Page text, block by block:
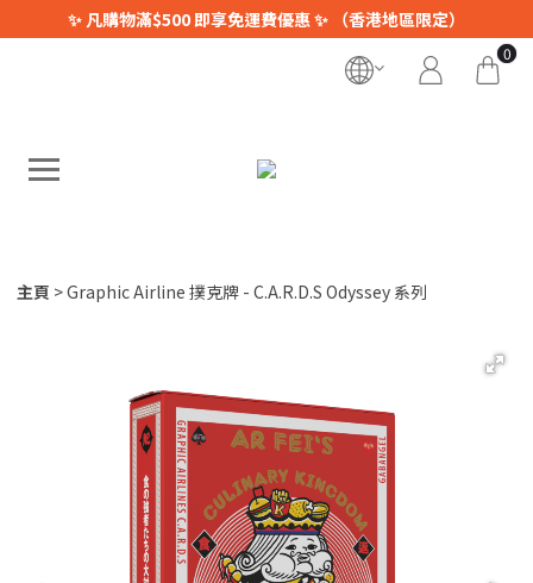
✨ 凡購物滿$500 即享免運費優惠 ✨ （香港地區限定）
0
主頁 Graphic Airline 撲克牌 - C.A.R.D.S Odyssey 系列